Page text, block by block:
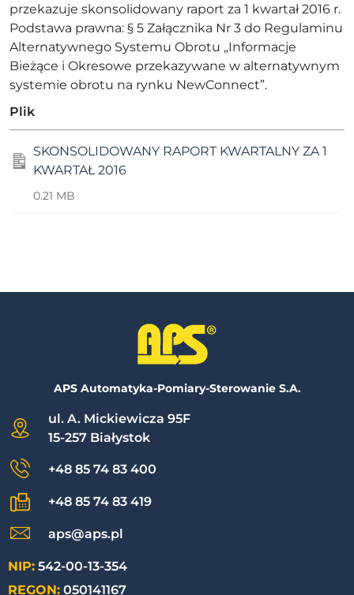
przekazuje skonsolidowany raport za 1 kwartał 2016 r.
Podstawa prawna: § 5 Załącznika Nr 3 do Regulaminu
Alternatywnego Systemu Obrotu „Informacje
Bieżące i Okresowe przekazywane w alternatywnym
systemie obrotu na rynku NewConnect”.
Plik
SKONSOLIDOWANY RAPORT KWARTALNY ZA 1
KWARTAŁ 2016
0.21 MB
APS Automatyka-Pomiary-Sterowanie S.A.
ul. A. Mickiewicza 95F
15-257 Białystok
+48 85 74 83 400
+48 85 74 83 419
aps@aps.pl
NIP: 542-00-13-354
REGON: 050141167